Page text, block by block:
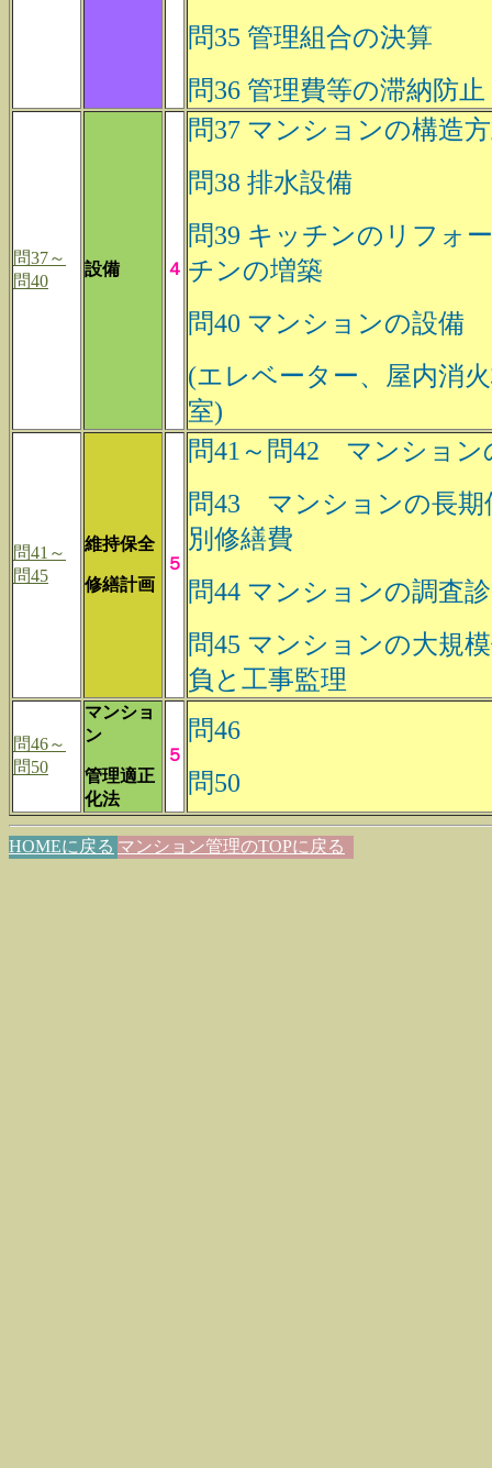
問35 管理組合の決算
問36 管理費等の滞納防止
問37～
問40
設備 ４
問37 マンションの構造
問38 排水設備
問39 キッチンのリフォ
チンの増築
問40 マンションの設備
(エレベーター、屋内消
室)
問41～
問45
維持保全
修繕計画
５
問41～問42 マンション
問43 マンションの長期
別修繕費
問44 マンションの調査
問45 マンションの大規
負と工事監理
問46～
問50
マンショ
ン
管理適正
化法
５
問46
問50
HOMEに戻る マンション管理のTOPに戻る